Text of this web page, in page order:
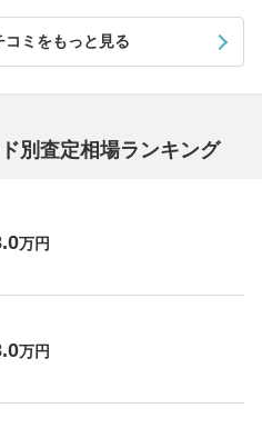
ミをもっと見る
別査定相場ランキング
万円
万円